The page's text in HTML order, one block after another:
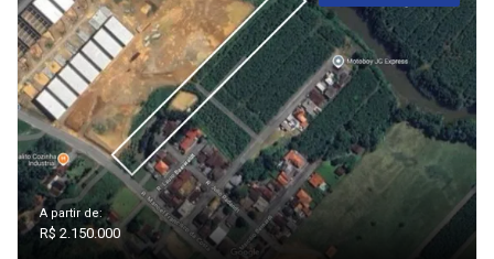
A partir de:
R$ 2.150.000